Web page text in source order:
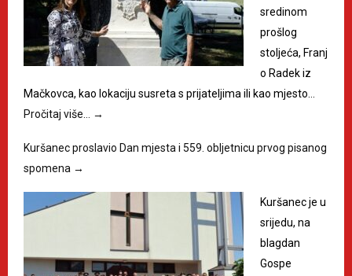
sredinom
prošlog
stoljeća, Franj
o Radek iz
Mačkovca, kao lokaciju susreta s prijateljima ili kao mjesto…
Pročitaj više…
→
Kuršanec proslavio Dan mjesta i 559. obljetnicu prvog pisanog
spomena →
Kuršanec je u
srijedu, na
blagdan
Gospe